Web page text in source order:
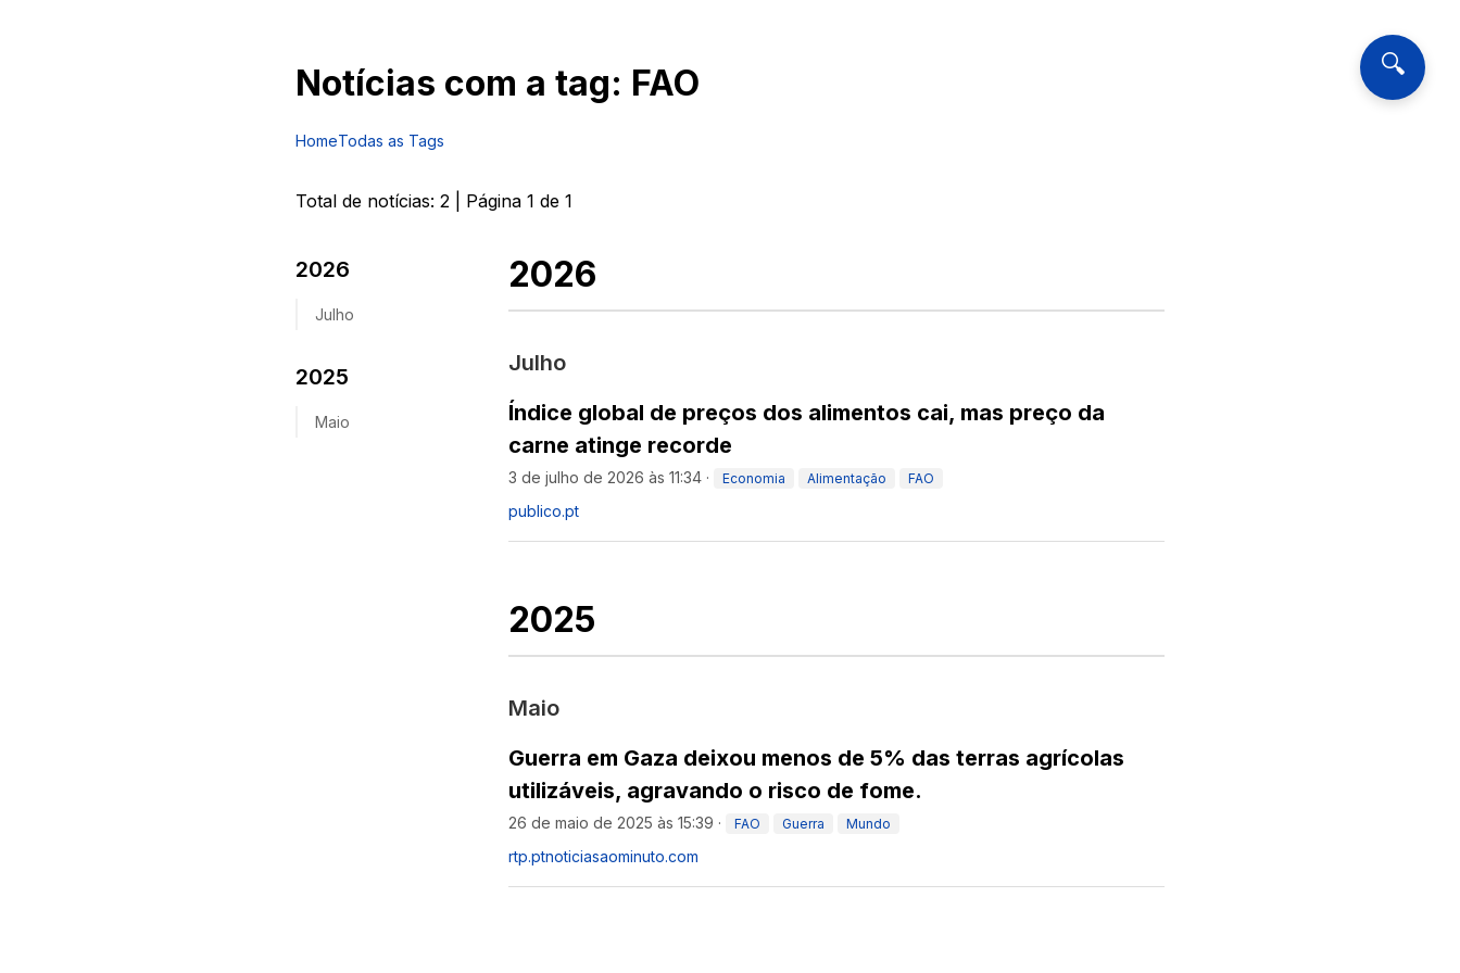
🔍
Notícias com a tag: FAO
HomeTodas as Tags
Total de notícias: 2 | Página 1 de 1
2026
Julho
2025
Maio
2026
Julho
Índice global de preços dos alimentos cai, mas preço da
carne atinge recorde
3 de julho de 2026 às 11:34 · Economia Alimentação FAO
publico.pt
2025
Maio
Guerra em Gaza deixou menos de 5% das terras agrícolas
utilizáveis, agravando o risco de fome.
26 de maio de 2025 às 15:39 · FAO Guerra Mundo
rtp.ptnoticiasaominuto.com